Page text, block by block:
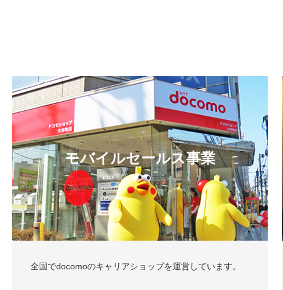
モバイルセールス事業
全国でdocomoのキャリアショップを運営しています。